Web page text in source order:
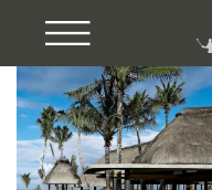
Previous